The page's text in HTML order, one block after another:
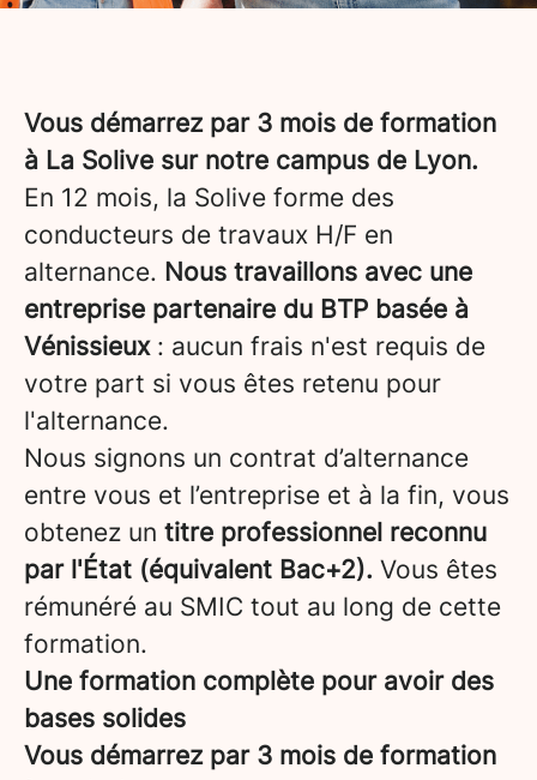
Vous démarrez par 3 mois de formation
à La Solive sur notre campus de Lyon.
En 12 mois, la Solive forme des
conducteurs de travaux H/F en
alternance. Nous travaillons avec une
entreprise partenaire du BTP basée à
Vénissieux: aucun frais n'est requis de
votre part si vous êtes retenu pour
l'alternance.
Nous signons un contrat d’alternance
entre vous et l’entreprise et à la fin, vous
obtenez un titre professionnel reconnu
par l'État (équivalent Bac+2). Vous êtes
rémunéré au SMIC tout au long de cette
formation.
Une formation complète pour avoir des
bases solides
Vous démarrez par 3 mois de formation